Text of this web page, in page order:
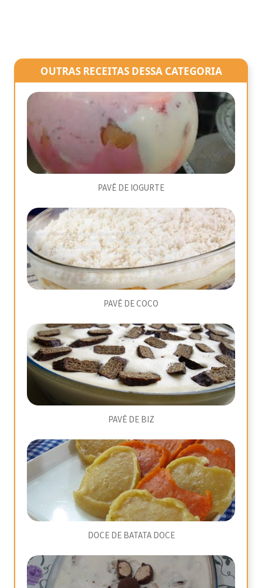
OUTRAS RECEITAS DESSA CATEGORIA
PAVÊ DE IOGURTE
PAVÊ DE COCO
PAVÊ DE BIZ
DOCE DE BATATA DOCE